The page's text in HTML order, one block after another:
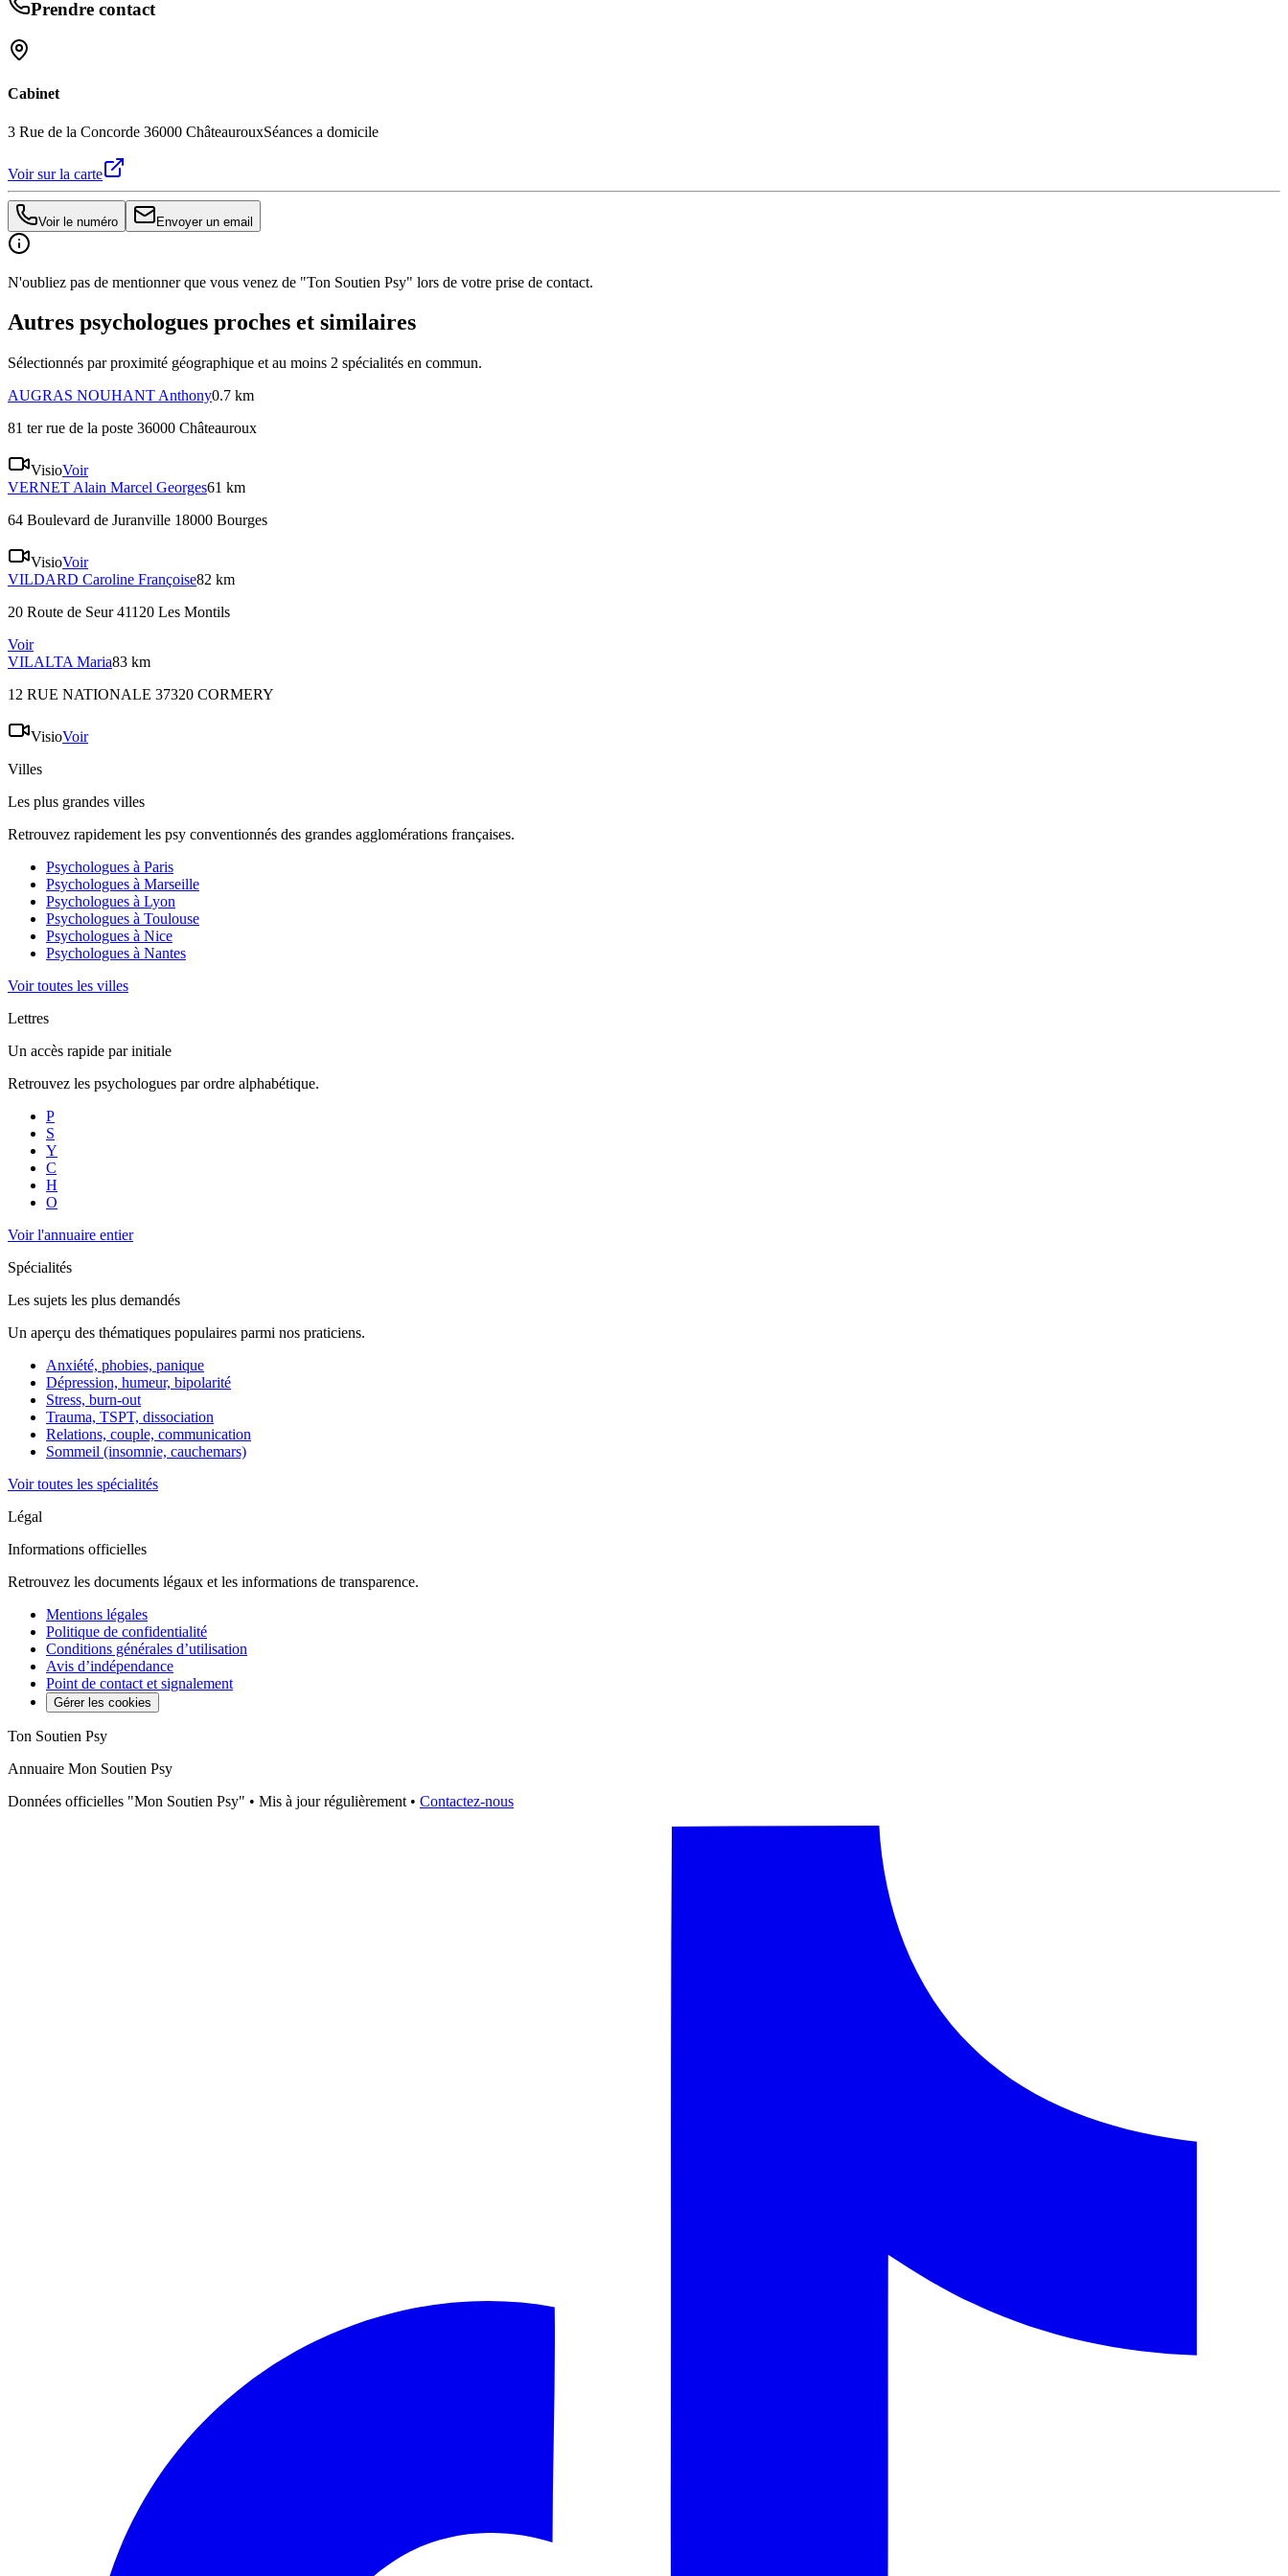
Prendre contact
Cabinet
3 Rue de la Concorde 36000 ChâteaurouxSéances a domicile
Voir sur la carte
Voir le numéro Envoyer un email
N'oubliez pas de mentionner que vous venez de "Ton Soutien Psy" lors de votre prise de contact.
Autres psychologues proches et similaires
Sélectionnés par proximité géographique et au moins 2 spécialités en commun.
AUGRAS NOUHANT Anthony0.7 km
81 ter rue de la poste 36000 Châteauroux
VisioVoir
VERNET Alain Marcel Georges61 km
64 Boulevard de Juranville 18000 Bourges
VisioVoir
VILDARD Caroline Françoise82 km
20 Route de Seur 41120 Les Montils
Voir
VILALTA Maria83 km
12 RUE NATIONALE 37320 CORMERY
VisioVoir
Villes
Les plus grandes villes
Retrouvez rapidement les psy conventionnés des grandes agglomérations françaises.
Psychologues à Paris
Psychologues à Marseille
Psychologues à Lyon
Psychologues à Toulouse
Psychologues à Nice
Psychologues à Nantes
Voir toutes les villes
Lettres
Un accès rapide par initiale
Retrouvez les psychologues par ordre alphabétique.
P
S
Y
C
H
O
Voir l'annuaire entier
Spécialités
Les sujets les plus demandés
Un aperçu des thématiques populaires parmi nos praticiens.
Anxiété, phobies, panique
Dépression, humeur, bipolarité
Stress, burn-out
Trauma, TSPT, dissociation
Relations, couple, communication
Sommeil (insomnie, cauchemars)
Voir toutes les spécialités
Légal
Informations officielles
Retrouvez les documents légaux et les informations de transparence.
Mentions légales
Politique de confidentialité
Conditions générales d’utilisation
Avis d’indépendance
Point de contact et signalement
Gérer les cookies
Ton Soutien Psy
Annuaire Mon Soutien Psy
Données officielles "Mon Soutien Psy" • Mis à jour régulièrement • Contactez-nous